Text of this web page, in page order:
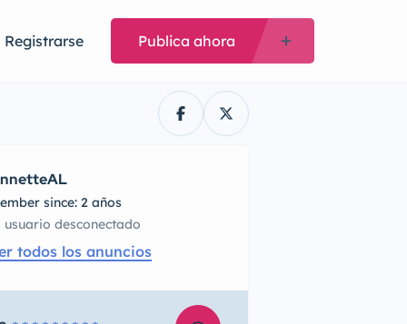
Registrarse Publica ahora
since: 2 años
usuario desconectado
todos los anuncios